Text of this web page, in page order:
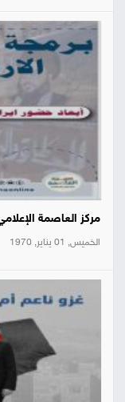
مركز العاصمة
الخميس, 01 يناير, 1970